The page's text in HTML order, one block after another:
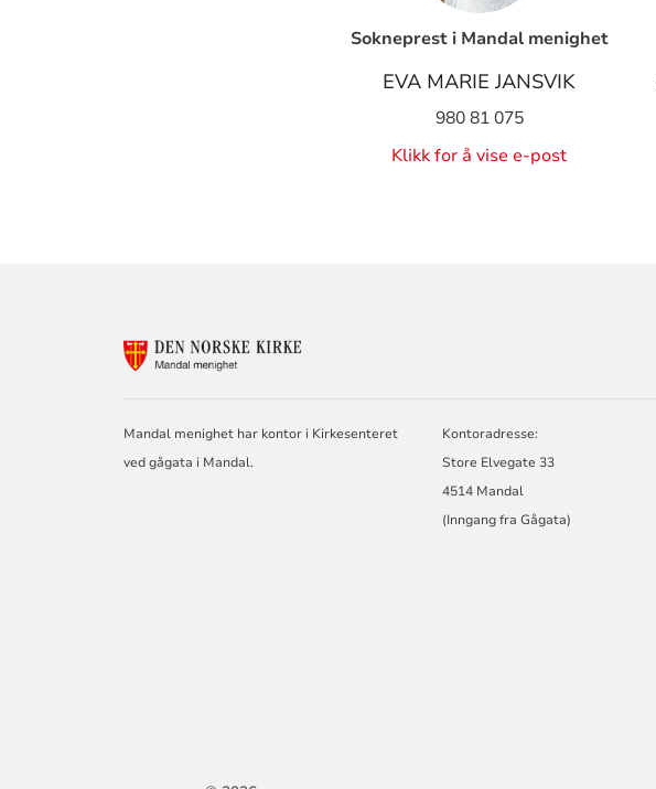
Sokneprest i Mandal menighet
EVA MARIE JANSVIK
980 81 075
Klikk for å vise e-post
Mandal menighet har kontor i Kirkesenteret
ved gågata i Mandal.
Kontoradresse:
Store Elvegate 33
4514 Mandal
(Inngang fra Gågata)